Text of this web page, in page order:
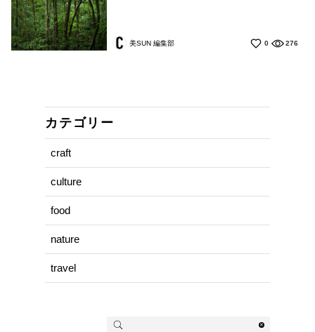
美SUN 編集部 0 276
カテゴリー
craft
culture
food
nature
travel